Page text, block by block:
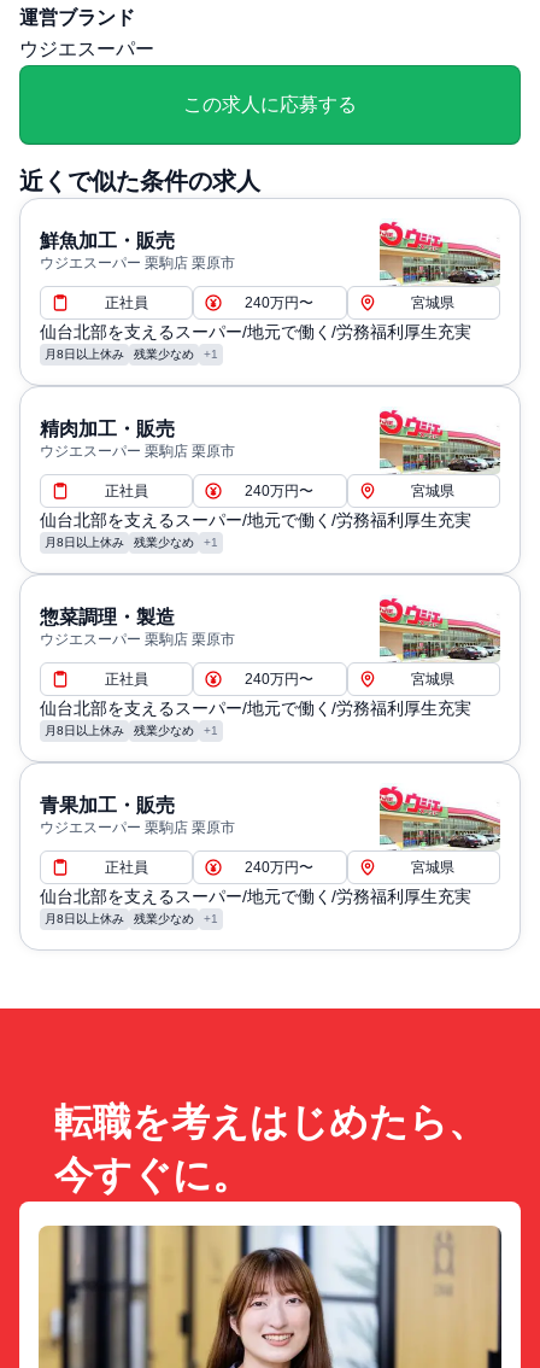
退職・定年に関する補足: ・定年制：60歳まで
通勤・住居に関する補足: ・交通費：規定内支給
運営ブランド
ウジエスーパー
この求人に応募する
近くで似た条件の求人
鮮魚加工・販売
ウジエスーパー 栗駒店 栗原市
正社員 240万円〜 宮城県
仙台北部を支えるスーパー/地元で働く/労務福利厚生充実
月8日以上休み 残業少なめ +1
精肉加工・販売
ウジエスーパー 栗駒店 栗原市
正社員 240万円〜 宮城県
仙台北部を支えるスーパー/地元で働く/労務福利厚生充実
月8日以上休み 残業少なめ +1
惣菜調理・製造
ウジエスーパー 栗駒店 栗原市
正社員 240万円〜 宮城県
仙台北部を支えるスーパー/地元で働く/労務福利厚生充実
月8日以上休み 残業少なめ +1
青果加工・販売
ウジエスーパー 栗駒店 栗原市
正社員 240万円〜 宮城県
仙台北部を支えるスーパー/地元で働く/労務福利厚生充実
月8日以上休み 残業少なめ +1
転職を考えはじめたら、
今すぐに。